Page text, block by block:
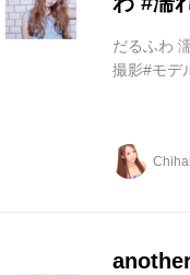
だるふわ
撮影#モデ